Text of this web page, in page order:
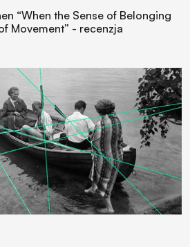
“When the Sense of Belonging
Movement” - recenzja